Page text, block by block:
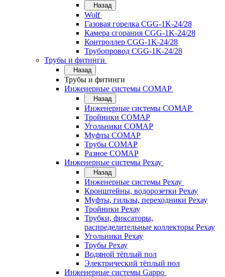
Назад
Wolf
Газовая горелка CGG-1K-24/28
Камера сгорания CGG-1K-24/28
Контроллер CGG-1K-24/28
Трубопровод CGG-1K-24/28
Трубы и фитинги
Назад
Трубы и фитинги
Инженерные системы COMAP
Назад
Инженерные системы COMAP
Тройники COMAP
Угольники COMAP
Муфты COMAP
Трубы COMAP
Разное COMAP
Инженерные системы Рехау
Назад
Инженерные системы Рехау
Кронштейны, водорозетки Рехау
Муфты, гильзы, переходники Рехау
Тройники Рехау
Трубки, фиксаторы,
распределительные коллекторы Рехау
Угольники Рехау
Трубы Рехау
Водяной тёплый пол
Электрический тёплый пол
Инженерные системы Gappo